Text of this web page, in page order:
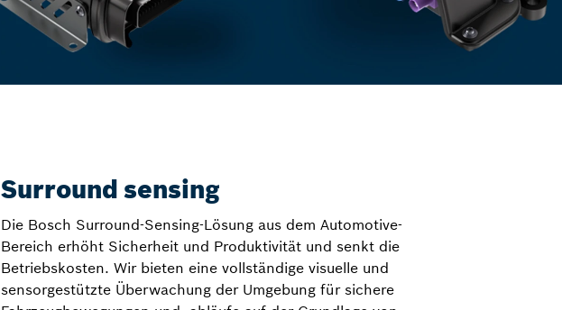
Surround sensing
Die Bosch Surround-Sensing-Lösung aus dem Automotive-
Bereich erhöht Sicherheit und Produktivität und senkt die
Betriebskosten. Wir bieten eine vollständige visuelle und
sensorgestützte Überwachung der Umgebung für sichere